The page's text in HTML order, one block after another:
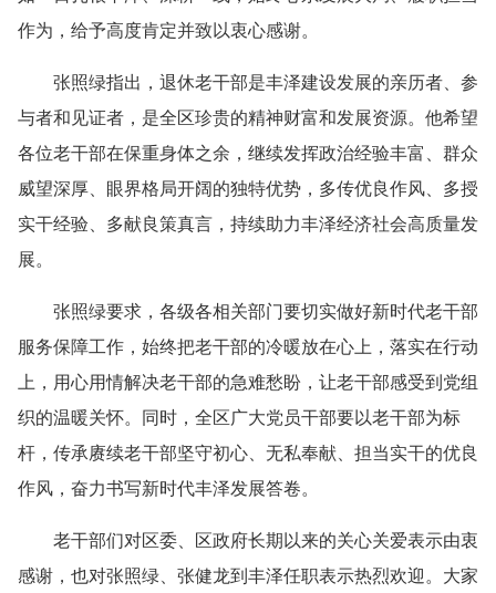
作为，给予高度肯定并致以衷心感谢。
张照绿指出，退休老干部是丰泽建设发展的亲历者、参
与者和见证者，是全区珍贵的精神财富和发展资源。他希望
各位老干部在保重身体之余，继续发挥政治经验丰富、群众
威望深厚、眼界格局开阔的独特优势，多传优良作风、多授
实干经验、多献良策真言，持续助力丰泽经济社会高质量发
展。
张照绿要求，各级各相关部门要切实做好新时代老干部
服务保障工作，始终把老干部的冷暖放在心上，落实在行动
上，用心用情解决老干部的急难愁盼，让老干部感受到党组
织的温暖关怀。同时，全区广大党员干部要以老干部为标
杆，传承赓续老干部坚守初心、无私奉献、担当实干的优良
作风，奋力书写新时代丰泽发展答卷。
老干部们对区委、区政府长期以来的关心关爱表示由衷
感谢，也对张照绿、张健龙到丰泽任职表示热烈欢迎。大家